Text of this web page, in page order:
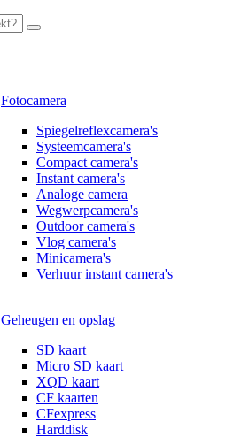
Fotocamera
Spiegelreflexcamera's
Systeemcamera's
Compact camera's
Instant camera's
Analoge camera
Wegwerpcamera's
Outdoor camera's
Vlog camera's
Minicamera's
Verhuur instant camera's
Geheugen en opslag
SD kaart
Micro SD kaart
XQD kaart
CF kaarten
CFexpress
Harddisk